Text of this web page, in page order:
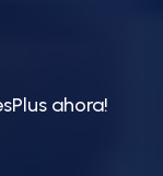
ahora!